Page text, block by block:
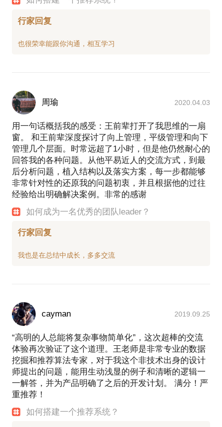
行家回复
周瑜 2020.04.03
用一句话概括我的感受：王前辈打开了我思维的一扇
窗。 和王前辈深度探讨了向上管理，平级管理和向下
管理几个层面。时常远超了1小时，但是他仍然耐心的
回答我的各种问题。从他平易近人的交流方式，到最
后分析问题，植入结构以及落实方案，每一步都能够
非常针对性的还原我的问题初衷，并且根据他的过往
经验给出明确解决案例。非常的感谢
如何成为一名优秀的团队leader？
行家回复
cayman 2019.09.25
“高明的人总能将复杂事物简单化”，这次超棒的交流
体验再次验证了这个道理。王老师是非常专业的数据
挖掘和推荐算法专家，对于我这个非技术出身的设计
师提出的问题，能用生动浅显的例子和清晰的逻辑一
一解答，并为产品明确了之后的开发计划。 满分！严
重推荐！
如何搭建一个推荐系统？